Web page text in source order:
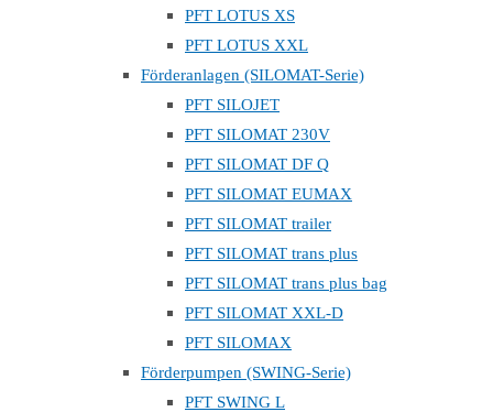
PFT LOTUS XS
PFT LOTUS XXL
Förderanlagen (SILOMAT-Serie)
PFT SILOJET
PFT SILOMAT 230V
PFT SILOMAT DF Q
PFT SILOMAT EUMAX
PFT SILOMAT trailer
PFT SILOMAT trans plus
PFT SILOMAT trans plus bag
PFT SILOMAT XXL-D
PFT SILOMAX
Förderpumpen (SWING-Serie)
PFT SWING L